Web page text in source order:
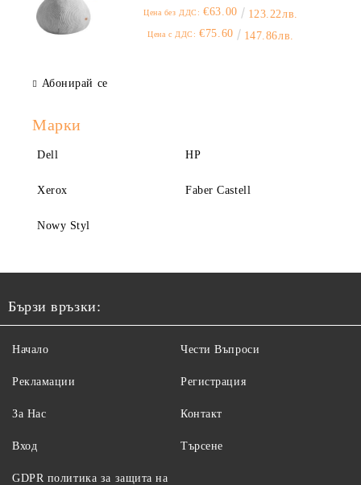
Цена без ДДС: €63.00 123.22лв.
Цена с ДДС: €75.60 147.86лв.
Абонирай се
Марки
Dell HP
Xerox Faber Castell
Nowy Styl
Бързи връзки:
Начало
Рекламации
За Нас
Вход
Чести Въпроси
Регистрация
Контакт
Търсене
GDPR политика за защита на